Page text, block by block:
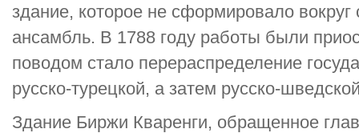
здание, которое не сформировало
ансамбль. В 1788 году работы были
поводом стало перераспределение
русско-турецкой, а затем русско-
Здание Биржи Кваренги, обращенное